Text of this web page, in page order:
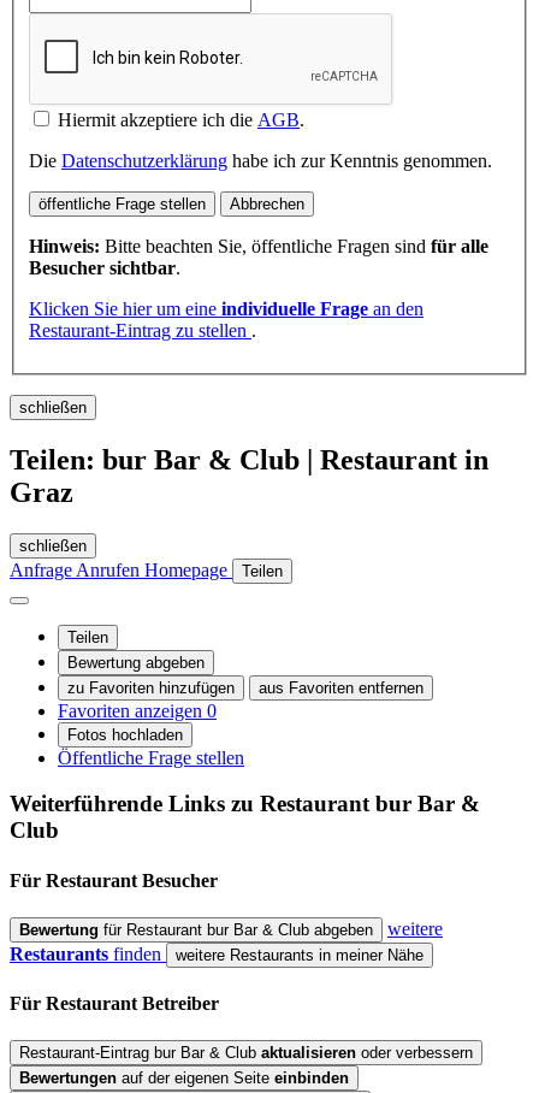
Hiermit akzeptiere ich die AGB.
Die Datenschutzerklärung habe ich zur Kenntnis genommen.
öffentliche Frage stellen Abbrechen
Hinweis: Bitte beachten Sie, öffentliche Fragen sind für alle
Besucher sichtbar.
Klicken Sie hier um eine individuelle Frage an den
Restaurant-Eintrag zu stellen .
schließen
Teilen: bur Bar & Club | Restaurant in
Graz
schließen
Anfrage Anrufen Homepage Teilen
Teilen
Bewertung abgeben
zu Favoriten hinzufügen
aus Favoriten entfernen
Favoriten anzeigen 0
Fotos hochladen
Öffentliche Frage stellen
Weiterführende Links zu Restaurantbur Bar &
Club
Für Restaurant Besucher
Bewertung für Restaurant bur Bar & Club abgeben
weitere
Restaurants finden weitere Restaurants in meiner Nähe
Für Restaurant Betreiber
Restaurant-Eintrag bur Bar & Club aktualisieren oder verbessern
Bewertungen auf der eigenen Seite einbinden